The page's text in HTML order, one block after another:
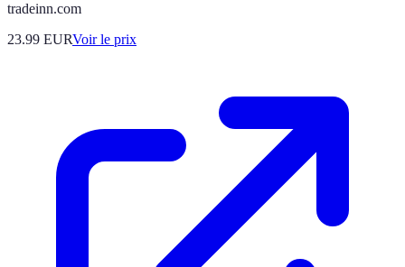
tradeinn.com
23.99 EURVoir le prix